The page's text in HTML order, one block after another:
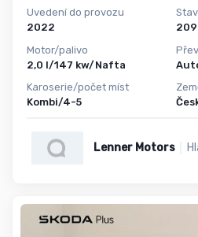
Uvedení do provozu
2022
Motor/palivo
2,0 l/147 kw/Nafta
Karoserie/počet míst
Kombi/4-5
Lenner Motors